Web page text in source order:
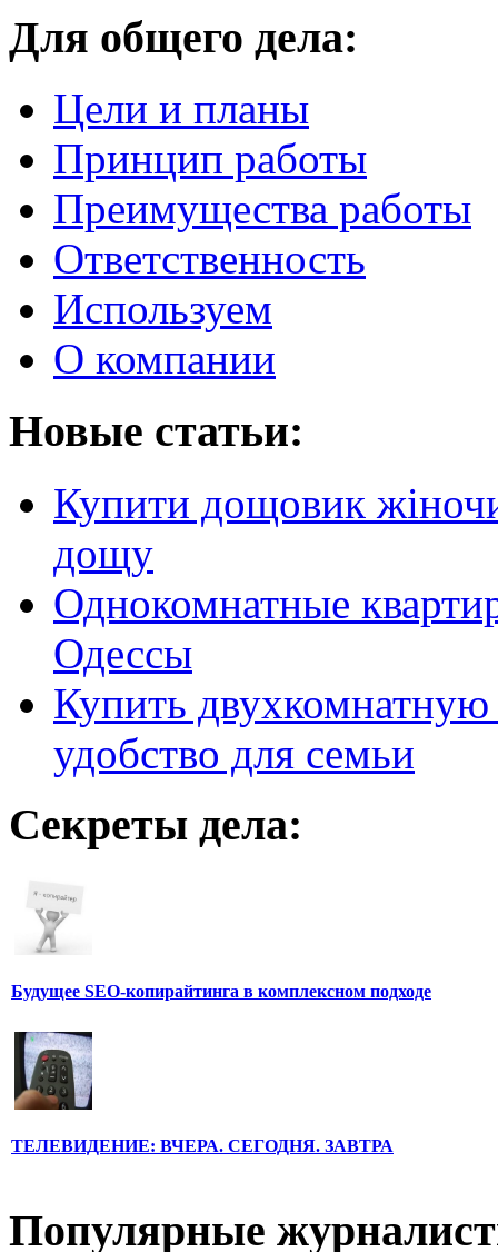
Для общего дела:
Цели и планы
Принцип работы
Преимущества работы
Ответственность
Используем
О компании
Новые статьи:
Купити дощовик
дощу
Однокомнатные
Одессы
Купить
удобство для семьи
Секреты дела:
Будущее SEO-копирайтинга в комплексном подходе
ТЕЛЕВИДЕНИЕ: ВЧЕРА. СЕГОДНЯ. ЗАВТРА
Популярные